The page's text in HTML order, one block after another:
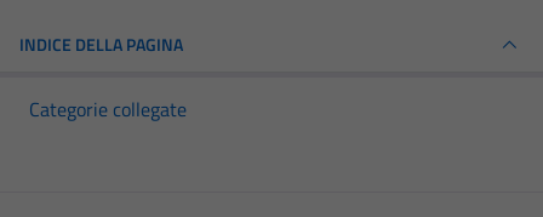
INDICE DELLA PAGINA
Categorie collegate